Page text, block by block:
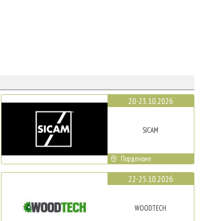
20-23.10.2026
SICAM
Порденоне
22-25.10.2026
WOODTECH